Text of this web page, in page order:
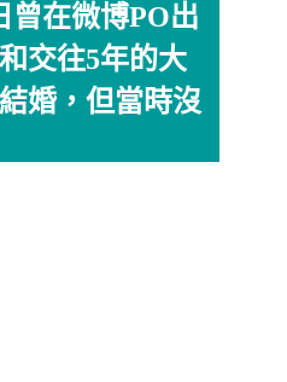
曾在微博PO出
交往5年的大
婚，但當時沒